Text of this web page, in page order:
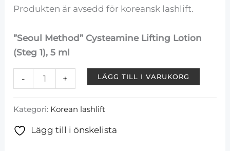
Produkten är avsedd för koreansk lashlift.
”Seoul Method” Cysteamine Lifting Lotion
(Steg 1), 5 ml
- + LÄGG TILL I VARUKORG
Kategori: Korean lashlift
Lägg till i önskelista